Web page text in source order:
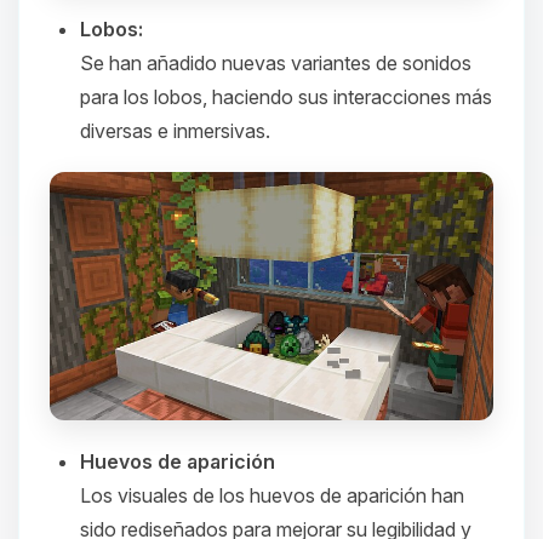
Lobos:
Se han añadido nuevas variantes de sonidos
para los lobos, haciendo sus interacciones más
diversas e inmersivas.​
Huevos de aparición
Los visuales de los huevos de aparición han
sido rediseñados para mejorar su legibilidad y